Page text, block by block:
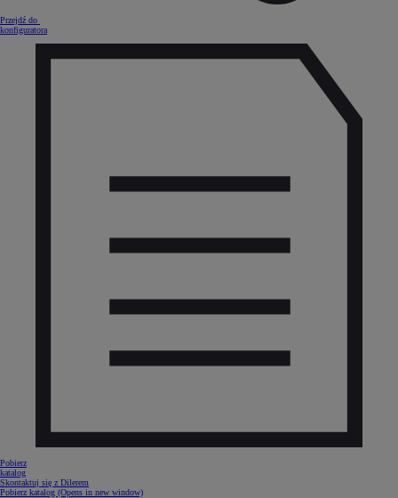
Przejdź do
konfiguratora
Pobierz
katalog
Skontaktuj się z Dilerem
Pobierz katalog (Opens in new window)